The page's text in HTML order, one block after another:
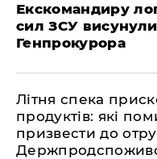
Екскомандиру
сил ЗСУ
Генпрокурора
Літня спека
продуктів: які
призвести до